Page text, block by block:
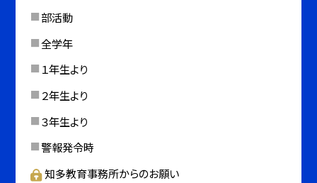
部活動
全学年
１年生より
２年生より
３年生より
警報発令時
知多教育事務所からのお願い